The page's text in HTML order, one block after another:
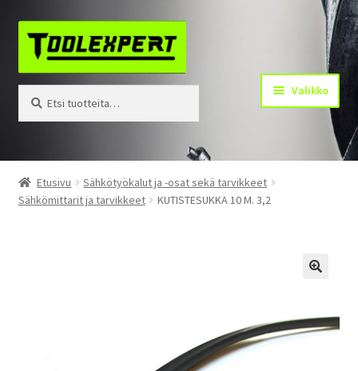
Siirry
navigointiin
Siirry
sisältöön
Valikko
Tuotteet
Yhteystiedot
Etusivu
Sähkötyökalut ja -osat sekä tarvikkeet
Sähkömittarit ja tarvikkeet
KUTISTESUKKA 10 M. 3,2